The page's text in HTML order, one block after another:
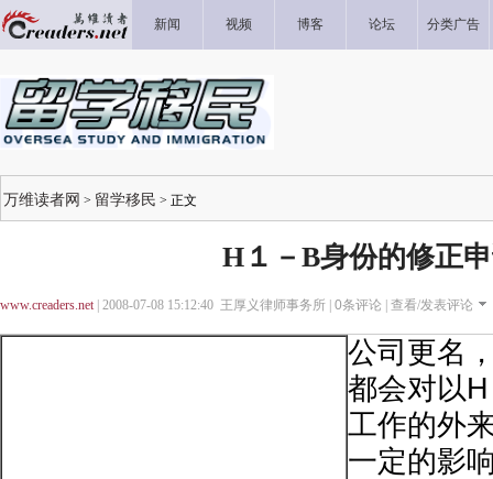
新闻 视频 博客 论坛 分类广告
万维读者网 > 留学移民 > 正文
H１－B身份的修正
www.creaders.net| 2008-07-08 15:12:40 王厚义律师事务所 | 0条评论 | 查看/发表评论
公司更名
都会对以
工作的外
一定的影